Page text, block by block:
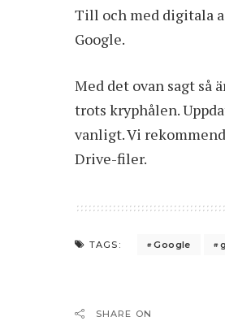
Till och med digitala
Google.
Med det ovan sagt så
trots kryphålen.
vanligt. Vi
Drive-filer.
TAGS: Google
SHARE ON